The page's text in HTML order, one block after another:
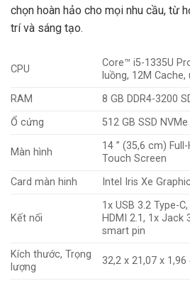
chọn hoàn hảo cho mọi nhu cầu, từ
trí và sáng tạo.
CPU
Core™ i5-1335U
luồng, 12M
RAM
8 GB DDR4-3200
Ổ cứng
512 GB SSD NVMe
Màn hình
14 ” (35,6 cm)
Touch Screen
Card màn hinh
Intel Iris Xe
Kết nối
1x USB 3.2 Type-
HDMI 2.1, 1x Jack
smart pin
Kích thước, Trọng
lượng
32,2 x 21,07 x